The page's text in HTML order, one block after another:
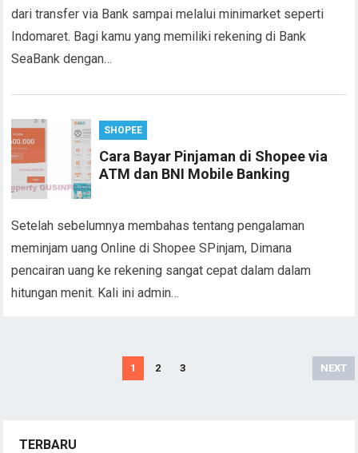
dari transfer via Bank sampai melalui minimarket seperti
Indomaret. Bagi kamu yang memiliki rekening di Bank
SeaBank dengan…
SHOPEE
Cara Bayar Pinjaman di Shopee via
ATM dan BNI Mobile Banking
Setelah sebelumnya membahas tentang pengalaman
meminjam uang Online di Shopee SPinjam, Dimana
pencairan uang ke rekening sangat cepat dalam dalam
hitungan menit. Kali ini admin…
1 2 3 NEXT
TERBARU